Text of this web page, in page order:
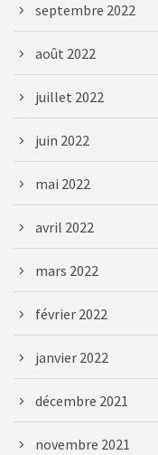
septembre 2022
août 2022
juillet 2022
juin 2022
mai 2022
avril 2022
mars 2022
février 2022
janvier 2022
décembre 2021
novembre 2021